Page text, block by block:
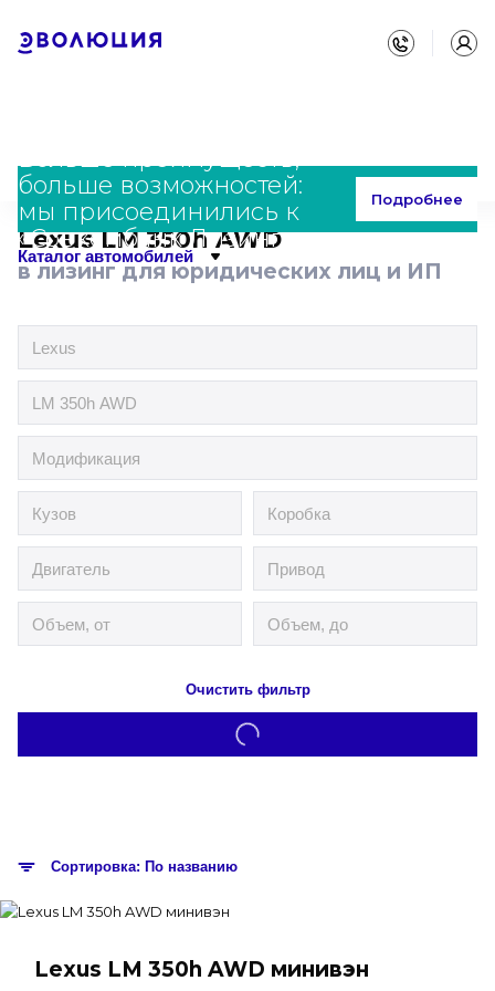
Больше преимуществ,
больше возможностей:
мы присоединились к
«Совкомбанк Лизинг»
Подробнее
Каталог автомобилей
Главная Каталог Lexus LM 350h AWD
Lexus LM 350h AWD
в лизинг для юридических лиц и ИП
Очистить фильтр
Сортировка: По названию
Lexus LM 350h AWD минивэн